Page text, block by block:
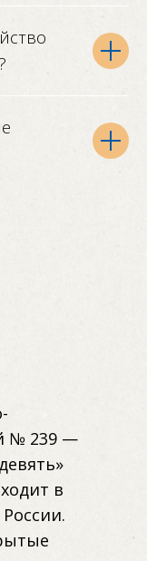
№ 239 —
в
России.